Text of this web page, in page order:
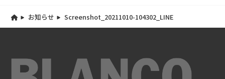
お知らせ Screenshot_20211010-104302_LINE